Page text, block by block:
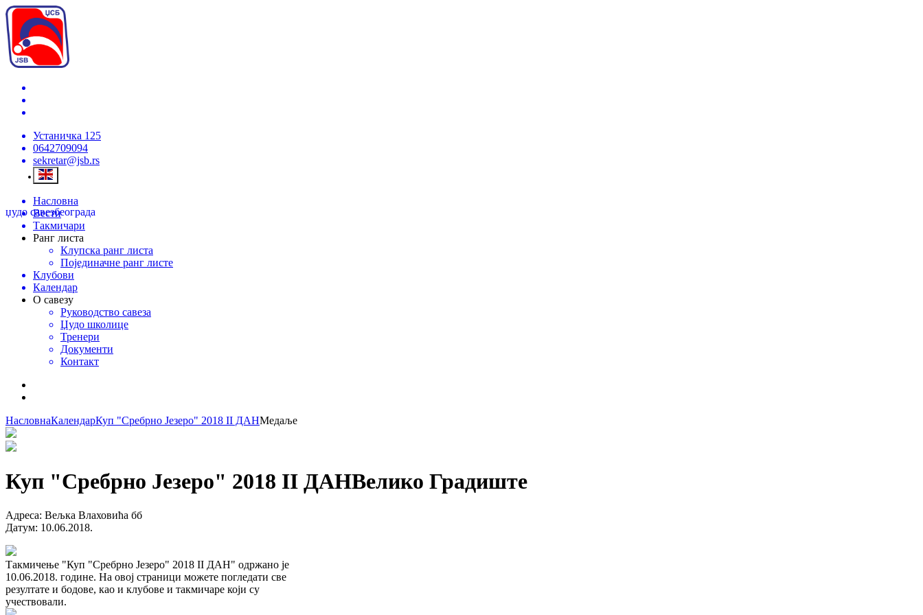
Устаничка 125
0642709094
sekretar@jsb.rs
џудо савезбеограда
Насловна
Вести
Такмичари
Ранг листа
Клупска ранг листа
Појединачне ранг листе
Клубови
Календар
О савезу
Руководство савеза
Џудо школице
Тренери
Документи
Контакт
НасловнаКалендарКуп "Сребрно Језеро" 2018 II ДАНМедаље
Куп "Сребрно Језеро" 2018 II ДАНВелико Градиште
Адреса: Вељка Влаховића бб
Датум: 10.06.2018.
Такмичење "Куп "Сребрно Језеро" 2018 II ДАН" одржано је
10.06.2018. године. На овој страници можете погледати све
резултате и бодове, као и клубове и такмичаре који су
учествовали.